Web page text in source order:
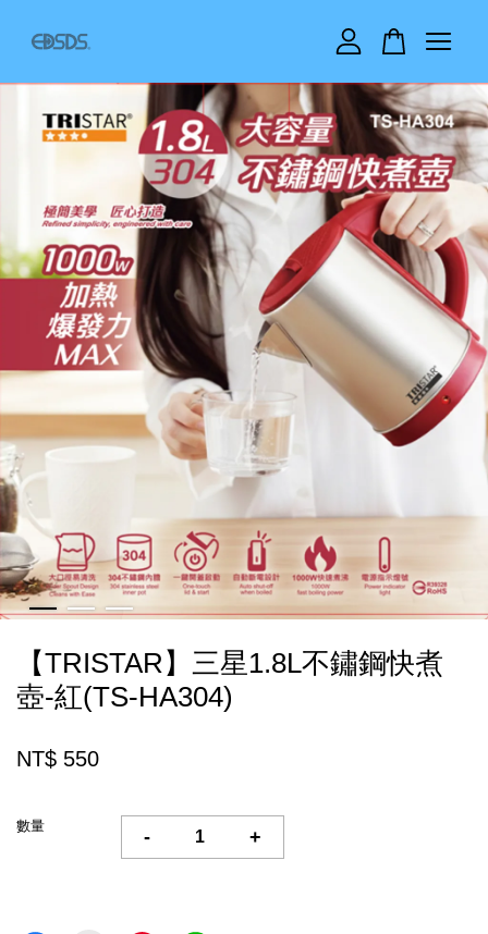
【TRISTAR】三星1.8L不鏽鋼快煮
壺-紅(TS-HA304)
NT$ 550
數量
- +
您的購物車目前還是空的。
繼續購物